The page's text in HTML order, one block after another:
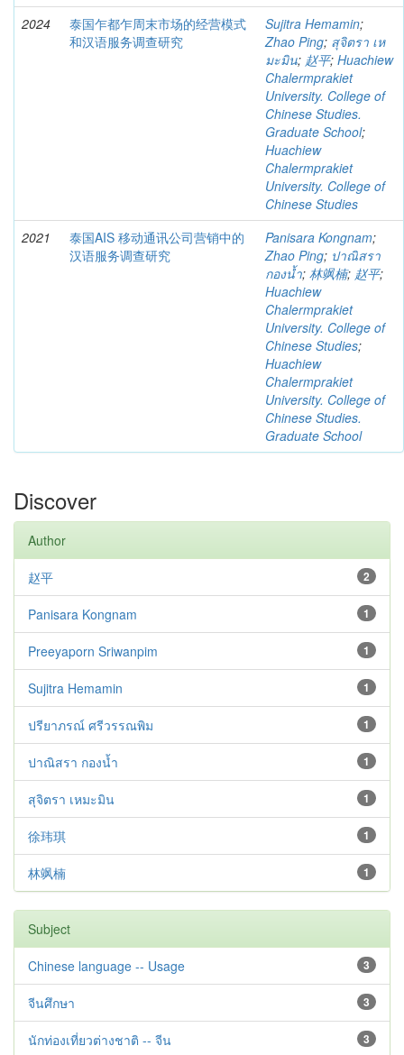
2024
泰国乍都乍周末市场的经营模式
和汉语服务调查研究
Sujitra Hemamin;
Zhao Ping; สุจิตรา เห
มะมิน; 赵平; Huachiew
Chalermprakiet
University. College of
Chinese Studies.
Graduate School;
Huachiew
Chalermprakiet
University. College of
Chinese Studies
2021
泰国AIS 移动通讯公司营销中的
汉语服务调查研究
Panisara Kongnam;
Zhao Ping; ปาณิสรา
กองน้ำ; 林飒楠; 赵平;
Huachiew
Chalermprakiet
University. College of
Chinese Studies;
Huachiew
Chalermprakiet
University. College of
Chinese Studies.
Graduate School
Discover
Author
2
赵平
1
Panisara Kongnam
1
Preeyaporn Sriwanpim
1
Sujitra Hemamin
1
ปรียาภรณ์ ศรีวรรณพิม
1
ปาณิสรา กองน้ำ
1
สุจิตรา เหมะมิน
1
徐玮琪
1
林飒楠
Subject
3
Chinese language -- Usage
3
จีนศึกษา
3
นักท่องเที่ยวต่างชาติ -- จีน